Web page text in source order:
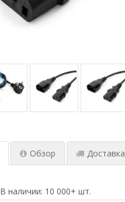
Обзор Доставка
В наличии: 10 000+ шт.